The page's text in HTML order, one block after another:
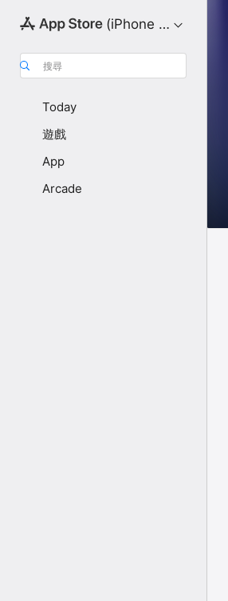
(iPhone 版)
搜尋
Today
遊戲
App
Arcade